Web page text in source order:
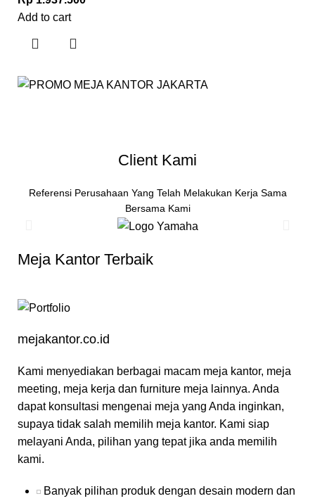
Add to cart
Client Kami
Referensi Perusahaan Yang Telah Melakukan Kerja Sama
Bersama Kami
Meja Kantor Terbaik
mejakantor.co.id
Kami menyediakan berbagai macam meja kantor, meja
meeting, meja kerja dan furniture meja lainnya. Anda
dapat konsultasi mengenai meja yang Anda inginkan,
supaya tidak salah memilih meja kantor. Kami siap
melayani Anda, pilihan yang tepat jika anda memilih
kami.
Banyak pilihan produk dengan desain modern dan